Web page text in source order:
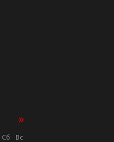
»
Сб Вс